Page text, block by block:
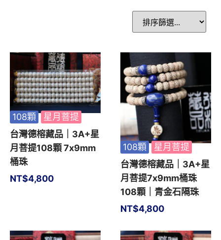
108顆
星月菩提
台灣德榕藏品｜3A+星
月菩提108顆 7x9mm
桶珠
NT$4,800
108顆
星月菩提
台灣德榕藏品｜3A+星
月菩提7x9mm桶珠
108顆｜青金石隔珠
NT$4,800